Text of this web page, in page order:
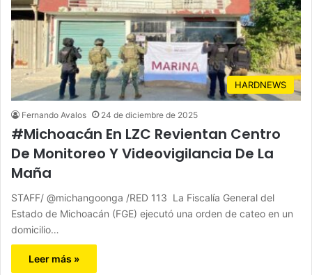
HARDNEWS
Fernando Avalos 24 de diciembre de 2025
#Michoacán En LZC Revientan Centro
De Monitoreo Y Videovigilancia De La
Maña
STAFF/ @michangoonga /RED 113 La Fiscalía General del
Estado de Michoacán (FGE) ejecutó una orden de cateo en un
domicilio…
Leer más »